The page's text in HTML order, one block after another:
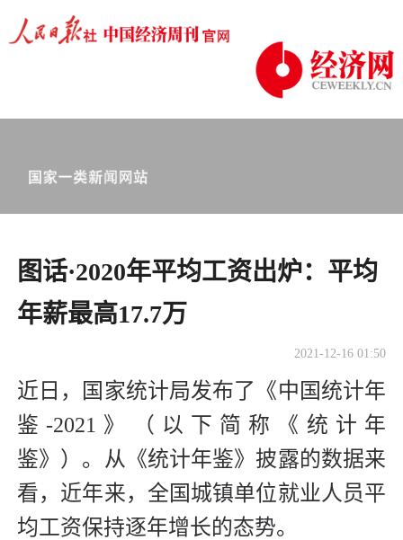
图话·2020年平均工资出炉：平均
年薪最高17.7万
2021-12-16 01:50
近日，国家统计局发布了《中国统计年
鉴-2021》（以下简称《统计年
鉴》）。从《统计年鉴》披露的数据来
看，近年来，全国城镇单位就业人员平
均工资保持逐年增长的态势。